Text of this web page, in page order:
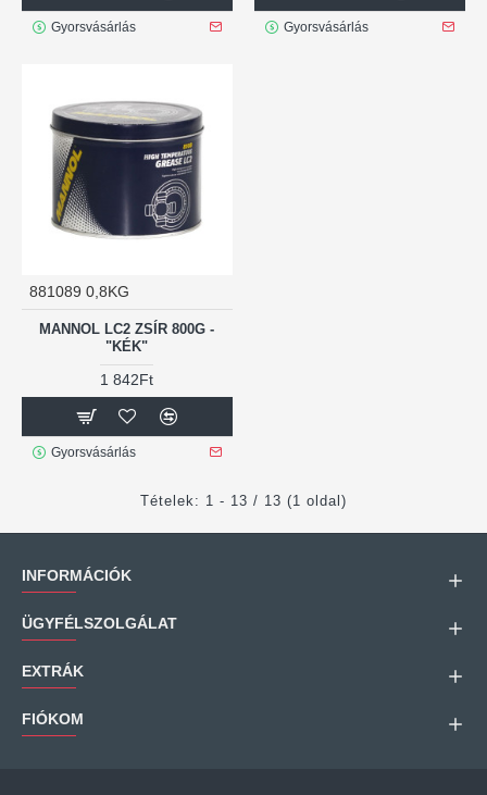
Gyorsvásárlás Gyorsvásárlás
881089 0,8KG
MANNOL LC2 ZSÍR 800G -
"KÉK"
1 842Ft
Gyorsvásárlás
Tételek: 1 - 13 / 13 (1 oldal)
INFORMÁCIÓK
ÜGYFÉLSZOLGÁLAT
EXTRÁK
FIÓKOM